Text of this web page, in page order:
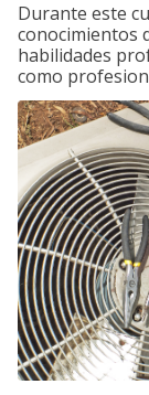
Durante este
conocimientos
habilidades
como